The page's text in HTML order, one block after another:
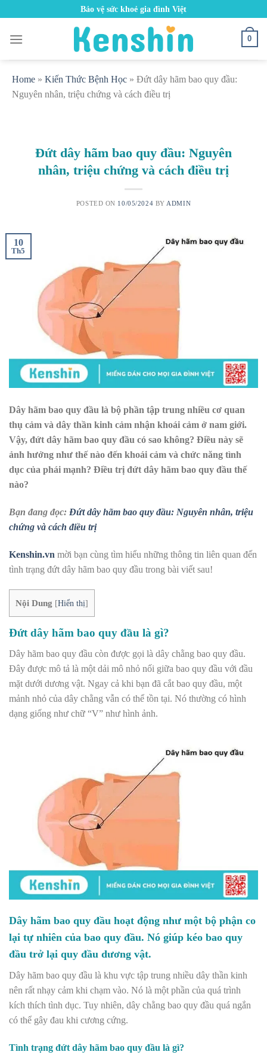
content
Bảo vệ sức khoẻ gia đình Việt
0
Home » Kiến Thức Bệnh Học » Đứt dây hãm bao quy đầu:
Nguyên nhân, triệu chứng và cách điều trị
Đứt dây hãm bao quy đầu: Nguyên
nhân, triệu chứng và cách điều trị
POSTED ON 10/05/2024 BY ADMIN
10
Th5
Dây hãm bao quy đầu là bộ phần tập trung nhiều cơ quan
thụ cảm và dây thần kinh cảm nhận khoái cảm ở nam giới.
Vậy, đứt dây hãm bao quy đầu có sao không? Điều này sẽ
ảnh hưởng như thế nào đến khoái cảm và chức năng tình
dục của phái mạnh? Điều trị đứt dây hãm bao quy đầu thế
nào?
Bạn đang đọc: Đứt dây hãm bao quy đầu: Nguyên nhân, triệu
chứng và cách điều trị
Kenshin.vn mời bạn cùng tìm hiểu những thông tin liên quan đến
tình trạng đứt dây hãm bao quy đầu trong bài viết sau!
Nội Dung [Hiển thị]
Đứt dây hãm bao quy đầu là gì?
Dây hãm bao quy đầu còn được gọi là dây chằng bao quy đầu.
Đây được mô tả là một dải mô nhỏ nối giữa bao quy đầu với đầu
mặt dưới dương vật. Ngay cả khi bạn đã cắt bao quy đầu, một
mảnh nhỏ của dây chằng vẫn có thể tồn tại. Nó thường có hình
dạng giống như chữ “V” như hình ảnh.
Dây hãm bao quy đầu hoạt động như một bộ phận co
lại tự nhiên của bao quy đầu. Nó giúp kéo bao quy
đầu trở lại quy đầu dương vật.
Dây hãm bao quy đầu là khu vực tập trung nhiều dây thần kinh
nên rất nhạy cảm khi chạm vào. Nó là một phần của quá trình
kích thích tình dục. Tuy nhiên, dây chằng bao quy đầu quá ngắn
có thể gây đau khi cương cứng.
Tình trạng đứt dây hãm bao quy đầu là gì?